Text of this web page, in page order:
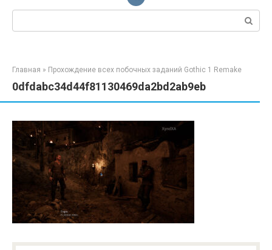
Поиск:
Главная » Прохождение всех побочных заданий Gothic 1 Remake
0dfdabc34d44f81130469da2bd2ab9eb